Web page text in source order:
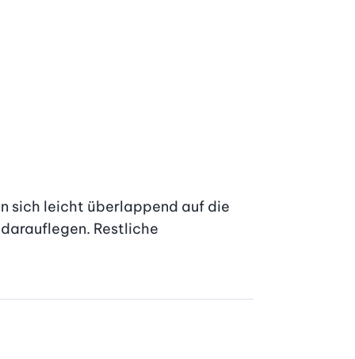
sich leicht überlappend auf die
Restliche